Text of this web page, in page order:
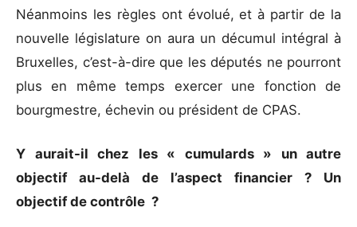
Néanmoins les règles ont évolué, et à partir de la
nouvelle législature on aura un décumul intégral à
Bruxelles, c’est-à-dire que les députés ne pourront
plus en même temps exercer une fonction de
bourgmestre, échevin ou président de CPAS.
Y aurait-il chez les « cumulards » un autre
objectif au-delà de l’aspect financier ? Un
objectif de contrôle ?